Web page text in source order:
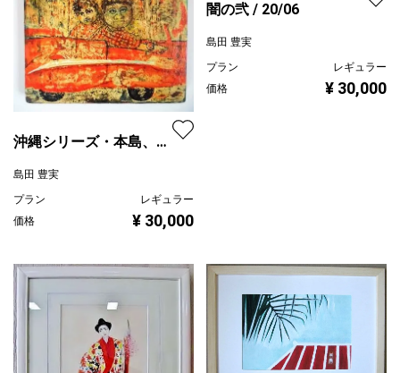
沖縄シリーズ・本島、ド
島田 豊実
プラン
レギュラー
価格
¥ 30,000
闇の弐 / 20/06
島田 豊実
プラン
レギュラー
価格
¥ 30,000